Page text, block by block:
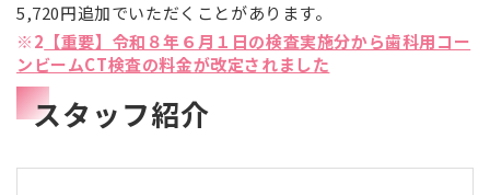
5,720円追加でいただくことがあります。
※2 【重要】令和８年６月１日の検査実施分から歯科用コー
ンビームCT検査の料金が改定されました
スタッフ紹介